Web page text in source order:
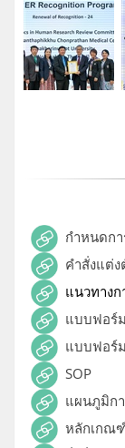
กำหนดก
คำสั่งแต่
แนวทาง
แบบฟอร์
แบบฟอร์ม
SOP
แผนภูมิก
หลักเกณ